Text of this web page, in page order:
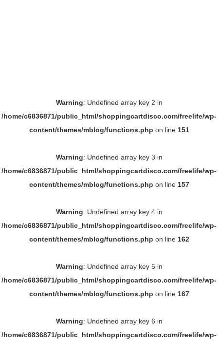
Warning: Undefined array key 2 in
/home/c6836871/public_html/shoppingcartdisco.com/freelife/wp-
content/themes/mblog/functions.php on line 151
Warning: Undefined array key 3 in
/home/c6836871/public_html/shoppingcartdisco.com/freelife/wp-
content/themes/mblog/functions.php on line 157
Warning: Undefined array key 4 in
/home/c6836871/public_html/shoppingcartdisco.com/freelife/wp-
content/themes/mblog/functions.php on line 162
Warning: Undefined array key 5 in
/home/c6836871/public_html/shoppingcartdisco.com/freelife/wp-
content/themes/mblog/functions.php on line 167
Warning: Undefined array key 6 in
/home/c6836871/public_html/shoppingcartdisco.com/freelife/wp-